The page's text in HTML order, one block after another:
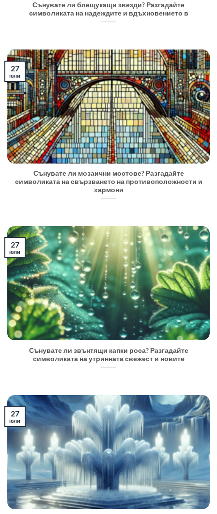
Сънувате ли блещукащи звезди? Разгадайте
символиката на надеждите и вдъхновението в
Сънувате ли мозаични мостове? Разгадайте
символиката на свързването на противоположности и
хармони
27
юли
Сънувате ли звънтящи капки роса? Разгадайте
символиката на утринната свежест и новите
27
юли
27
юли